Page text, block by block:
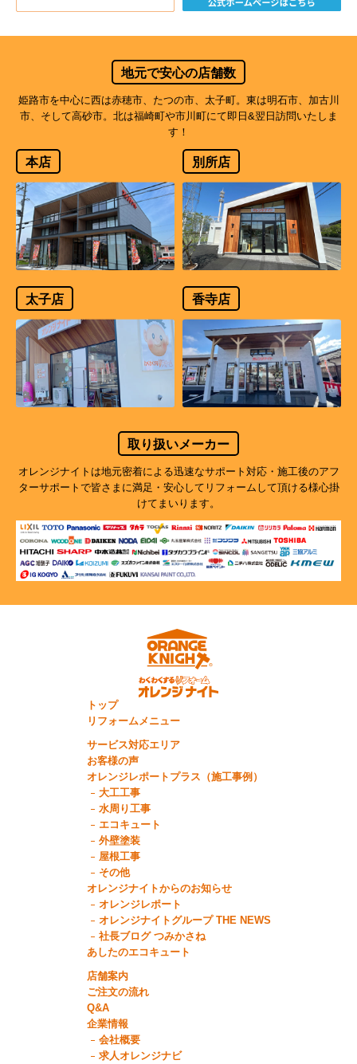
地元で安心の店舗数
姫路市を中心に西は赤穂市、たつの市、太子町。東は明石市、加古川
市、そして高砂市。北は福崎町や市川町にて即日&翌日訪問いたしま
す！
本店 別所店
太子店 香寺店
取り扱いメーカー
オレンジナイトは地元密着による迅速なサポート対応・施工後のアフ
ターサポートで皆さまに満足・安心してリフォームして頂ける様心掛
けてまいります。
トップ
リフォームメニュー
サービス対応エリア
お客様の声
オレンジレポートプラス（施工事例）
大工工事
水周り工事
エコキュート
外壁塗装
屋根工事
その他
オレンジナイトからのお知らせ
オレンジレポート
オレンジナイトグループ THE NEWS
社長ブログ つみかさね
あしたのエコキュート
店舗案内
ご注文の流れ
Q&A
企業情報
会社概要
求人オレンジナビ